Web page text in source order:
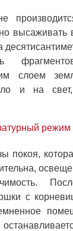
высаживать
слоем
и на свет,
режим
покоя,
с